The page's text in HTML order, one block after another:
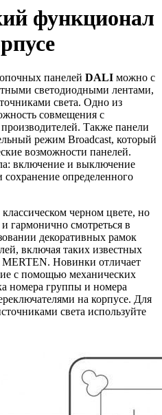
функционал
панелей DALI можно с
светодиодными лентами,
света. Одно из
совмещения с
Также панели
режим Broadcast, который
возможности панелей.
включение и выключение
определенного
черном цвете, но
гармонично смотреться в
декоративных рамок
включая таких известных
Новинки отличает
с помощью механических
номера группы и номера
на корпусе. Для
света используйте